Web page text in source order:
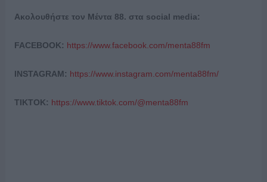
Ακολουθήστε τον Μέντα 88. στα social media:
FACEBOOK: https://www.facebook.com/menta88fm
INSTAGRAM: https://www.instagram.com/menta88fm/
TIKTOK: https://www.tiktok.com/@menta88fm